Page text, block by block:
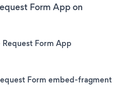
Form App on
Form App
Form embed-fragment